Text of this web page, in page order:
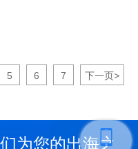
5 6 7 下一页>
为您的出海之